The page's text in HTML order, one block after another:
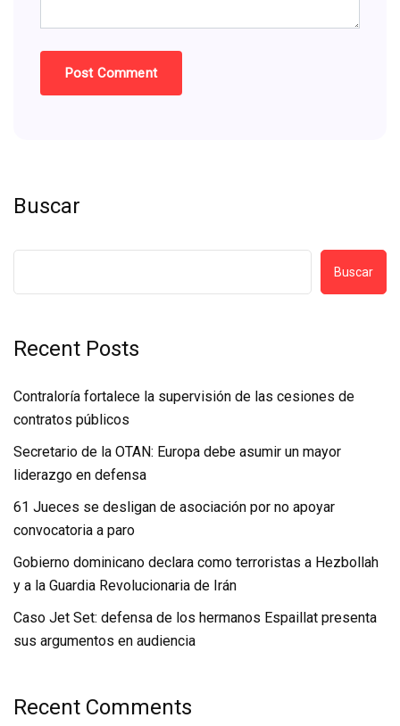
Buscar
Buscar
Recent Posts
Contraloría fortalece la supervisión de las cesiones de
contratos públicos
Secretario de la OTAN: Europa debe asumir un mayor
liderazgo en defensa
61 Jueces se desligan de asociación por no apoyar
convocatoria a paro
Gobierno dominicano declara como terroristas a Hezbollah
y a la Guardia Revolucionaria de Irán
Caso Jet Set: defensa de los hermanos Espaillat presenta
sus argumentos en audiencia
Recent Comments